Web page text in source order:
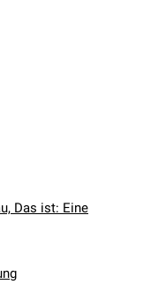
Das ist: Eine